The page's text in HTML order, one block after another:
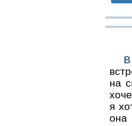
В
на
я
она